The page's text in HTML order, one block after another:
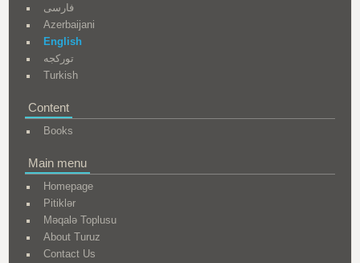
فارسی
Azerbaijani
English
تورکجه
Turkish
Content
Books
Main menu
Homepage
Pitiklər
Məqalə Toplusu
About Turuz
Contact Us